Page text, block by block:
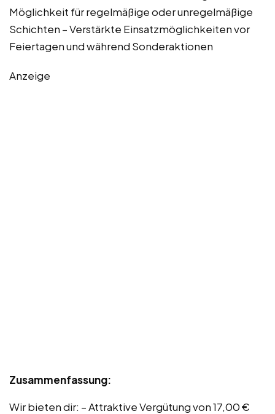
Möglichkeit für regelmäßige oder unregelmäßige
Schichten – Verstärkte Einsatzmöglichkeiten vor
Feiertagen und während Sonderaktionen
Anzeige
Zusammenfassung:
Wir bieten dir: – Attraktive Vergütung von 17,00 €